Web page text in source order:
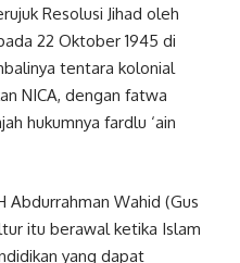
Resolusi Jihad oleh
22 Oktober 1945 di
tentara kolonial
NICA, dengan fatwa
hukumnya fardlu ‘ain
Abdurrahman Wahid (Gus
itu berawal ketika Islam
yang dapat